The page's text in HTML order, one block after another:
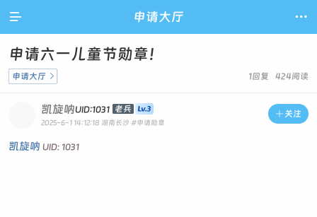
 申请大厅 
申请六一儿童节勋章！
1回复 424阅读
申请大厅 
 关注
凯旋呐UID:1031 老兵
2025-6-1 14:12:18 湖南长沙 #申请勋章
凯旋呐 UID: 1031